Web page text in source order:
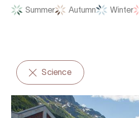
Summer Autumn Winter
Science